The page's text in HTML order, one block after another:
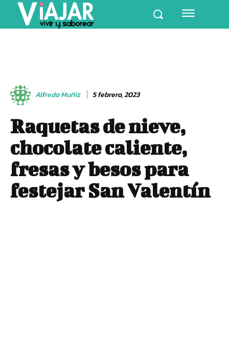
Alfredo Muñiz 5 febrero, 2023
Raquetas de nieve,
chocolate caliente,
fresas y besos para
festejar San Valentín